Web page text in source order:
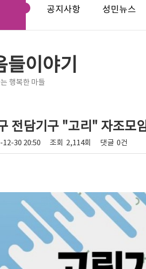
공지사항 성민뉴스
이야기
행복한 마들
전담기구 "고리" 자조모임
12-30 20:50 조회 2,114회 댓글 0건